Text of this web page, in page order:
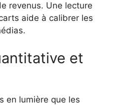
revenus. Une lecture
aide à calibrer les
et
en lumière que les